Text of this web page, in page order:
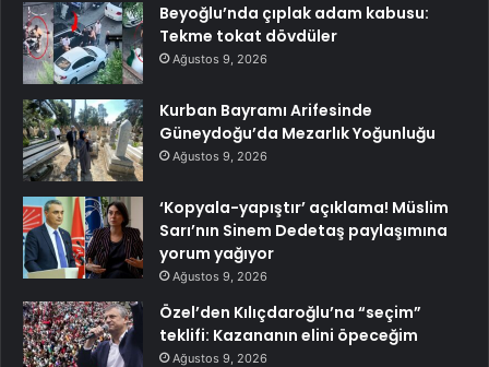
Beyoğlu’nda çıplak adam kabusu:
Tekme tokat dövdüler
Ağustos 9, 2026
Kurban Bayramı Arifesinde
Güneydoğu’da Mezarlık Yoğunluğu
Ağustos 9, 2026
‘Kopyala-yapıştır’ açıklama! Müslim
Sarı’nın Sinem Dedetaş paylaşımına
yorum yağıyor
Ağustos 9, 2026
Özel’den Kılıçdaroğlu’na “seçim”
teklifi: Kazananın elini öpeceğim
Ağustos 9, 2026